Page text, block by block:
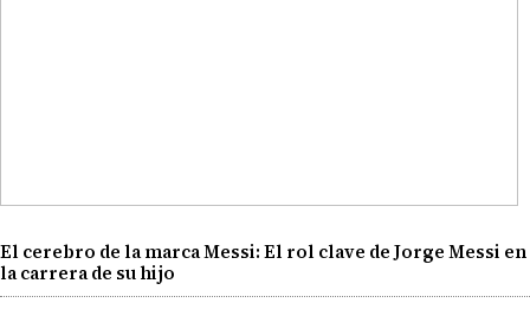
El cerebro de la marca Messi: El rol clave de Jorge Messi en
la carrera de su hijo